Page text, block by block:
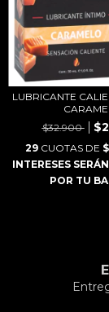
LUBRICANTE
$32.900
29 CUOTAS DE
INTERESES
POR TU